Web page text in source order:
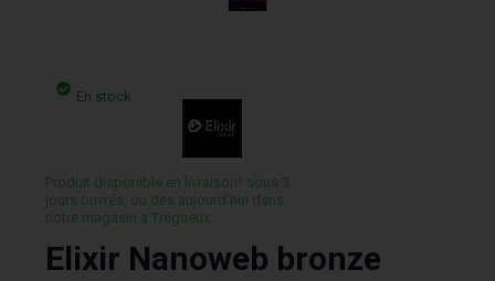
En stock
Produit disponible en livraison¹ sous 3
jours ouvrés, ou des aujourd’hui dans
notre magasin a Trégueux.
Elixir Nanoweb bronze